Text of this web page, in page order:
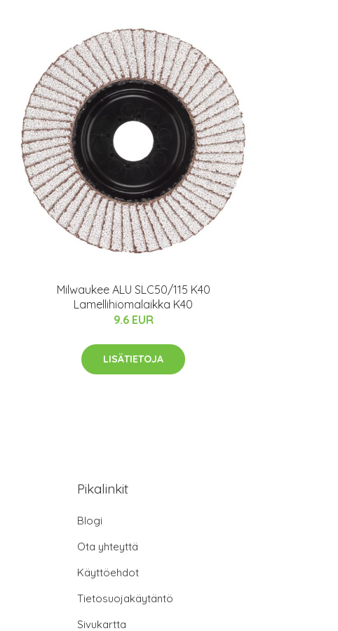
Milwaukee ALU SLC50/115 K40
Lamellihiomalaikka K40
9.6 EUR
LISÄTIETOJA
Pikalinkit
Blogi
Ota yhteyttä
Käyttöehdot
Tietosuojakäytäntö
Sivukartta